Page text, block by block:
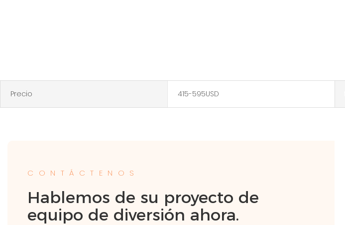
Precio 415-595USD
CONTÁCTENOS
Hablemos de su proyecto de
equipo de diversión ahora.